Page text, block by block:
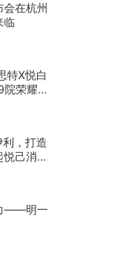
会在杭州
临
特X悦白
院荣耀首
，打造
己消费
——明一